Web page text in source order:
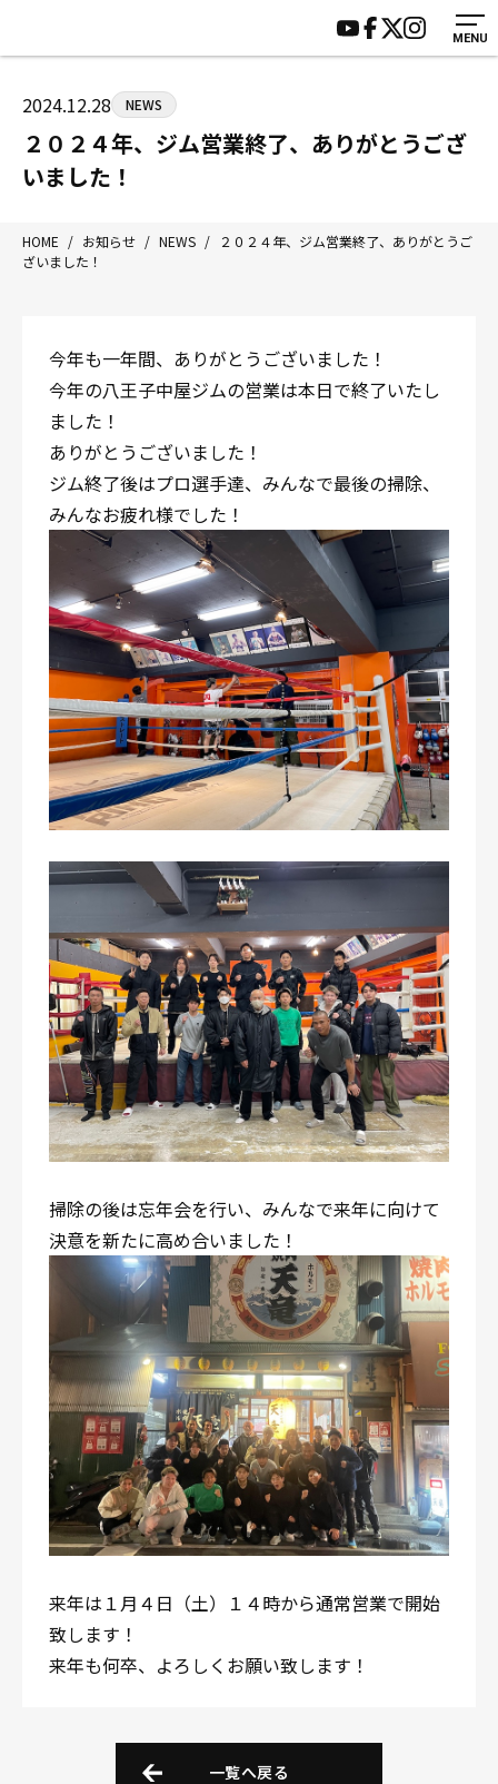
MENU
〒192-0072 東京都八王子市南町3-8 第2原嶋ビル1F
営業時間：月〜土 14:00〜22:00 / 日・祝 14:00〜19:00
HOME
ジムについて
トレーニング
アマ・スパー各大会・キッズ
入会案内
施設紹介
会員様の声
サポーター募集
2024.12.28 NEWS
２０２４年、ジム営業終了、ありがとうござ
いました！
HOME / お知らせ / NEWS /
２０２４年、ジム営業終了、ありがとうご
ざいました！
今年も一年間、ありがとうございました！
今年の八王子中屋ジムの営業は本日で終了いたし
ました！
ありがとうございました！
ジム終了後はプロ選手達、みんなで最後の掃除、
みんなお疲れ様でした！
掃除の後は忘年会を行い、みんなで来年に向けて
決意を新たに高め合いました！
来年は１月４日（土）１４時から通常営業で開始
致します！
来年も何卒、よろしくお願い致します！
一覧へ戻る